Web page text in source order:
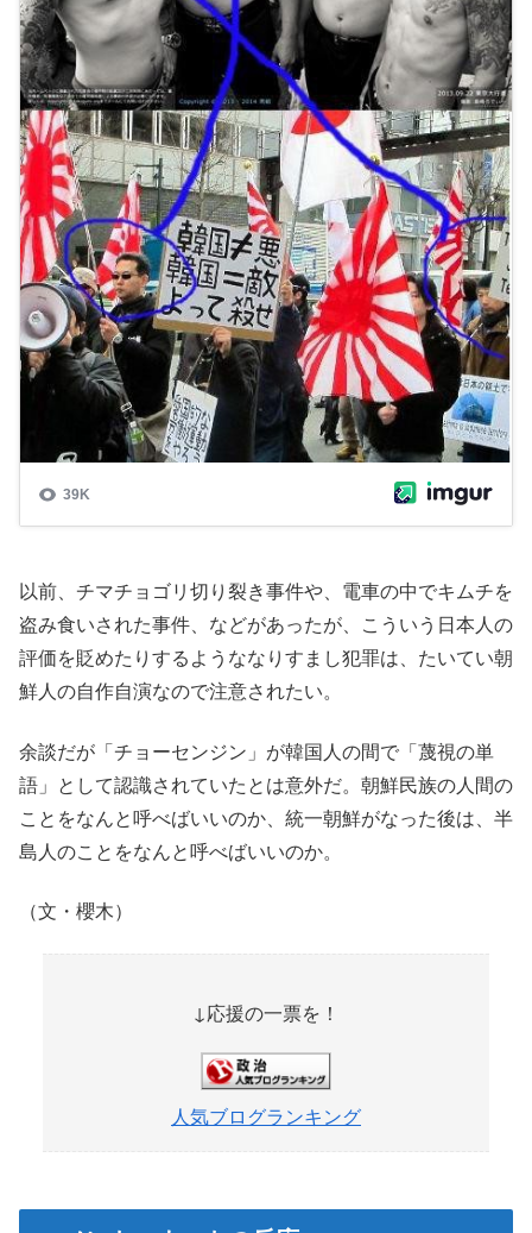
以前、チマチョゴリ切り裂き事件や、電車の中でキムチを
盗み食いされた事件、などがあったが、こういう日本人の
評価を貶めたりするようななりすまし犯罪は、たいてい朝
鮮人の自作自演なので注意されたい。
余談だが「チョーセンジン」が韓国人の間で「蔑視の単
語」として認識されていたとは意外だ。朝鮮民族の人間の
ことをなんと呼べばいいのか、統一朝鮮がなった後は、半
島人のことをなんと呼べばいいのか。
（文・櫻木）
↓応援の一票を！
人気ブログランキング